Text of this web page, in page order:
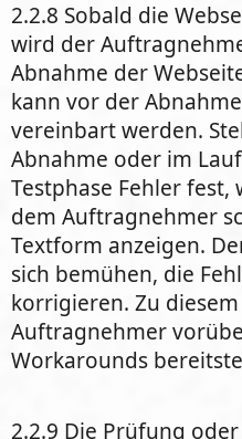
2.2.8 Sobald die
wird der
Abnahme der
kann vor der
vereinbart werden.
Abnahme oder im
Testphase Fehler
dem Auftragnehmer
Textform anzeigen.
sich bemühen, die
korrigieren. Zu
Auftragnehmer
Workarounds
2.2.9 Die Prüfung